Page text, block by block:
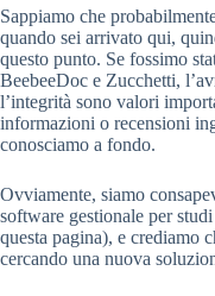
Sappiamo che
quando sei arrivato qui,
questo punto. Se fossimo
BeebeeDoc e Zucchetti,
l’integrità sono valori
informazioni o recensioni
conosciamo a fondo.
Ovviamente, siamo
software gestionale per
questa pagina), e crediamo
cercando una nuova